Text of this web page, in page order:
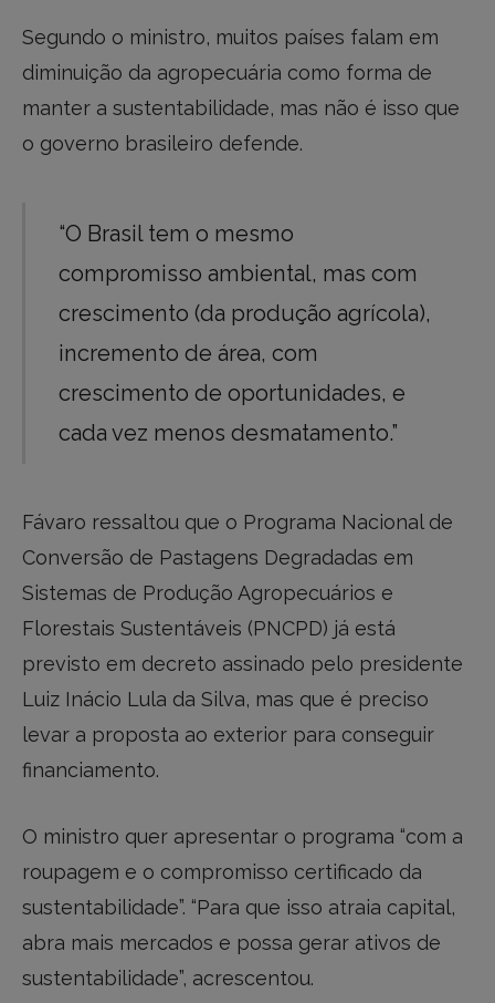
Segundo o ministro, muitos países falam em
diminuição da agropecuária como forma de
manter a sustentabilidade, mas não é isso que
o governo brasileiro defende.
“O Brasil tem o mesmo
compromisso ambiental, mas com
crescimento (da produção agrícola),
incremento de área, com
crescimento de oportunidades, e
cada vez menos desmatamento.”
Fávaro ressaltou que o Programa Nacional de
Conversão de Pastagens Degradadas em
Sistemas de Produção Agropecuários e
Florestais Sustentáveis (PNCPD) já está
previsto em decreto assinado pelo presidente
Luiz Inácio Lula da Silva, mas que é preciso
levar a proposta ao exterior para conseguir
financiamento.
O ministro quer apresentar o programa “com a
roupagem e o compromisso certificado da
sustentabilidade”. “Para que isso atraia capital,
abra mais mercados e possa gerar ativos de
sustentabilidade”, acrescentou.